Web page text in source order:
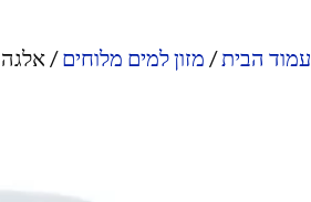
עמוד הבית/ מזון למים מלוחים/ אלגה פלטס